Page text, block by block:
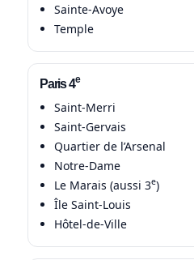
Sainte-Avoye
Temple
Paris 4e
Saint-Merri
Saint-Gervais
Quartier de l’Arsenal
Notre-Dame
Le Marais (aussi 3e)
Île Saint-Louis
Hôtel-de-Ville